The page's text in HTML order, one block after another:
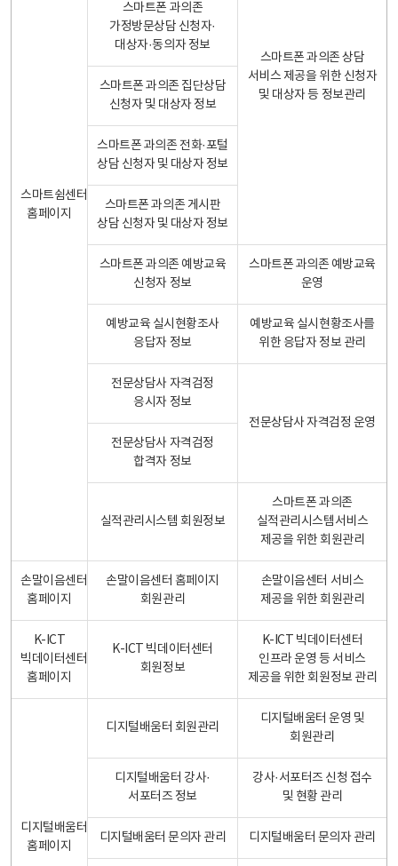
스마트쉼센터
홈페이지
스마트폰 과의존 상담
서비스 제공을 위한 신청자
및 대상자 등 정보관리
스마트폰 과의존
가정방문상담 신청자·
대상자·동의자 정보
스마트폰 과의존 집단상담
신청자 및 대상자 정보
스마트폰 과의존 전화·포털
상담 신청자 및 대상자 정보
스마트폰 과의존 게시판
상담 신청자 및 대상자 정보
스마트폰 과의존 예방교육
신청자 정보
스마트폰 과의존 예방교육
운영
예방교육 실시현황조사
응답자 정보
예방교육 실시현황조사를
위한 응답자 정보 관리
전문상담사 자격검정
응시자 정보
전문상담사 자격검정 운영
전문상담사 자격검정
합격자 정보
실적관리시스템 회원정보
스마트폰 과의존
실적관리시스템서비스
제공을 위한 회원관리
손말이음센터
홈페이지
손말이음센터 홈페이지
회원관리
손말이음센터 서비스
제공을 위한 회원관리
K-ICT
빅데이터센터
홈페이지
K-ICT 빅데이터센터
회원정보
K-ICT 빅데이터센터
인프라 운영 등 서비스
제공을 위한 회원정보 관리
디지털배움터
홈페이지
디지털배움터 회원관리
디지털배움터 운영 및
회원관리
디지털배움터 강사·
서포터즈 정보
강사·서포터즈 신청 접수
및 현황 관리
디지털배움터 문의자 관리 디지털배움터 문의자 관리